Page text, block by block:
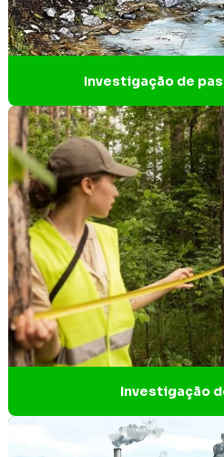
Empresa gestão ambiental
Empresa de licenciamento
Empresa de licenciamento
Empresa de projeto técnico
Empresa que faz análise de água
Empresas gerenciamento de
Empresas de gestão de
Empresas de gestão de
Empresas de projetos de
Empresas que fazem
Ensaio estanqueidade
Ensaios não destrutivos
Investigação de
Investigação